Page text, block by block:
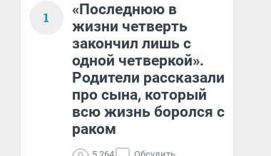
1
«Последнюю в
жизни четверть
закончил лишь с
одной четверкой».
Родители рассказали
про сына, который
всю жизнь боролся с
раком